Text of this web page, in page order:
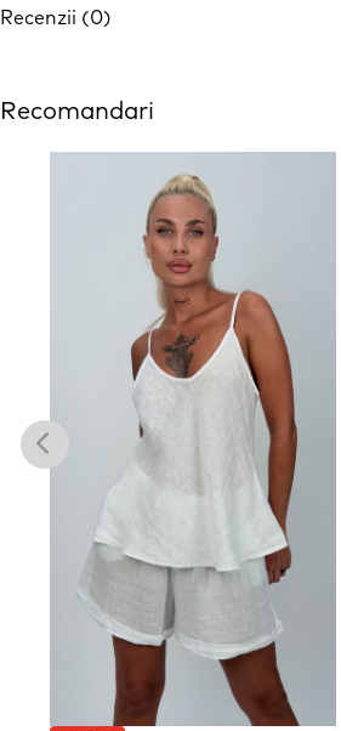
Recenzii (0)
Recomandari